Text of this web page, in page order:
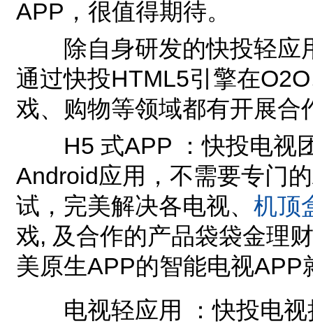
APP，很值得期待。
除自身研发的快投轻应
通过快投HTML5引擎在
戏、购物等领域都有开展合
H5 式APP ：快投电视
Android应用，不需要专门
试，完美解决各电视、 机顶
戏, 及合作的产品袋袋金理
美原生APP的智能电视
电视轻应用 ：快投电视